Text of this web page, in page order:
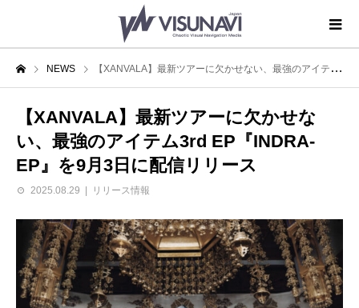
NEWS 【XANVALA】最新ツアーに欠かせない、最強のアイテム3rd EP『INDRA-EP』を9月3日に配信リリース
【XANVALA】最新ツアーに欠かせな
い、最強のアイテム3rd EP『INDRA-
EP』を9月3日に配信リリース
2025.08.29 リリース情報